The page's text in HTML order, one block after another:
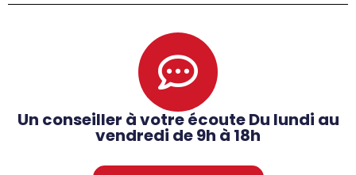
Un conseiller à votre écoute Du lundi au
vendredi de 9h à 18h